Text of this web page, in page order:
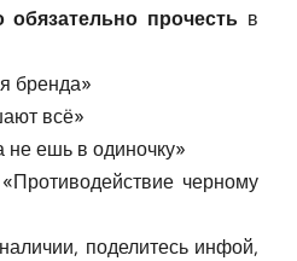
прочесть в
бренда»
всё»
не ешь в одиночку»
черному
поделитесь инфой,